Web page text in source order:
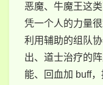
恶魔、牛魔王这
凭一个人的力量
利用辅助的组队
出、道士治疗的
能、回血加 buff